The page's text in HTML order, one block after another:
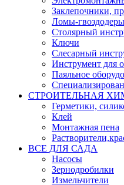
Заклепочники,
Ломы-гвоздодеры
Столярный
Ключи
Слесарный
Инструмент для
Паяльное
СТРОИТЕЛЬНАЯ
Герметики,
Клей
Монтажная пена
ВСЕ ДЛЯ САДА
Насосы
Зернодробилки
Измельчители